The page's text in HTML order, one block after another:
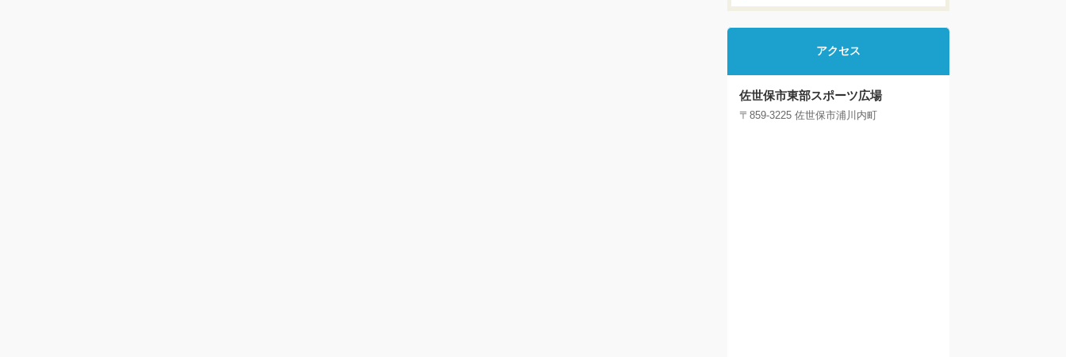
アクセス
佐世保市東部スポーツ広場
〒859-3225 佐世保市浦川内町